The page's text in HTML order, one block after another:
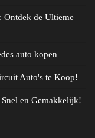
Ontdek de Ultieme
auto kopen
Auto's te Koop!
en Gemakkelijk!